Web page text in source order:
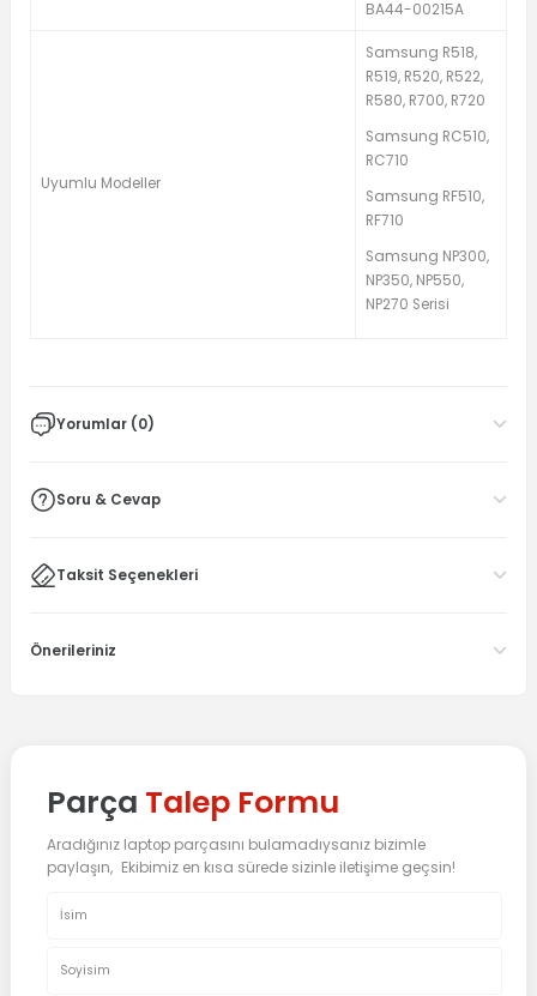
BA44-00215A
Uyumlu Modeller
Samsung R518,
R519, R520, R522,
R580, R700, R720
Samsung RC510,
RC710
Samsung RF510,
RF710
Samsung NP300,
NP350, NP550,
NP270 Serisi
Yorumlar (0)
Soru & Cevap
Taksit Seçenekleri
Önerileriniz
Parça Talep Formu
Aradığınız laptop parçasını bulamadıysanız bizimle
paylaşın, Ekibimiz en kısa sürede sizinle iletişime geçsin!